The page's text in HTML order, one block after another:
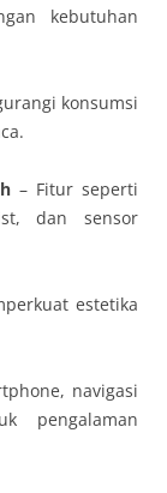
kebutuhan
konsumsi
– Fitur seperti
dan sensor
estetika
navigasi
pengalaman